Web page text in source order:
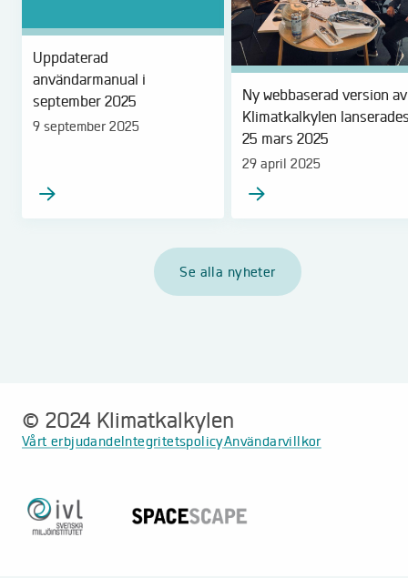
Uppdaterad
användarmanual i
september 2025
9 september 2025
Ny webbaserad version av
Klimatkalkylen
25 mars 2025
29 april 2025
Se alla nyheter
© 2024 Klimatkalkylen
Vårt erbjudandeIntegritetspolicyAnvändarvillkor